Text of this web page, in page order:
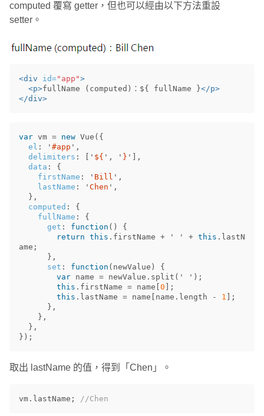
computed 覆寫 getter，但也可以經由以下方法重設
setter。
<div id="app">
<p>fullName (computed)：${ fullName }</p>
</div>
var vm = new Vue ({
el : ' #app ' ,
delimiters : ' ${ ' , ' } '
],
data :
{
firstName : ' Bill ' ,
lastName : ' Chen ' ,
},
computed :
{
fullName :
{
get : function ()
{
return this . firstName + ' ' + this . lastN
ame ;
},
set : function ( newValue )
{
var name = newValue . split ( ' ' );
this . firstName = name 0 ];
this . lastName = name name . length - 1 ];
},
},
},
});
取出 lastName 的值，得到「Chen」。
vm . lastName ; //Chen